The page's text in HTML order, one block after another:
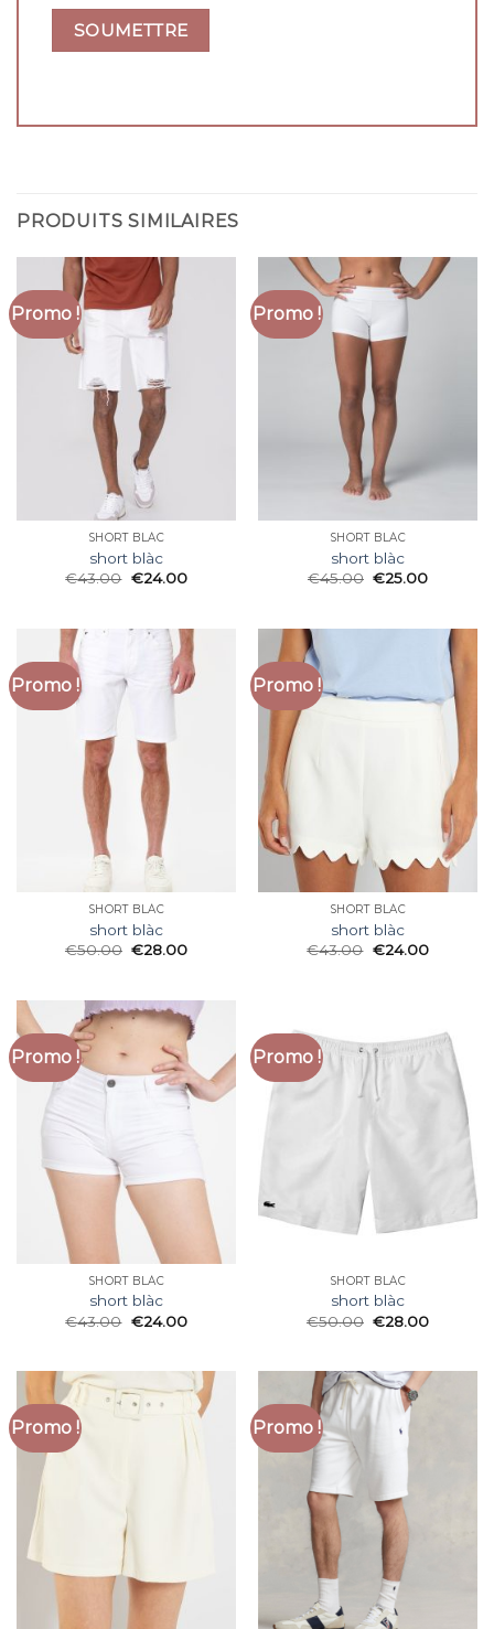
PRODUITS SIMILAIRES
Promo !
SHORT BLÀC
short blàc
€43.00 €24.00
Promo !
SHORT BLÀC
short blàc
€45.00 €25.00
Promo !
SHORT BLÀC
short blàc
€50.00 €28.00
Promo !
SHORT BLÀC
short blàc
€43.00 €24.00
Promo !
SHORT BLÀC
short blàc
€43.00 €24.00
Promo !
SHORT BLÀC
short blàc
€50.00 €28.00
Promo ! Promo !